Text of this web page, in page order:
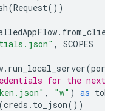
(Request())
.
,
SCOPES
. run_local_server(port
for the next run
, "w" ) as token
(creds . to_json())